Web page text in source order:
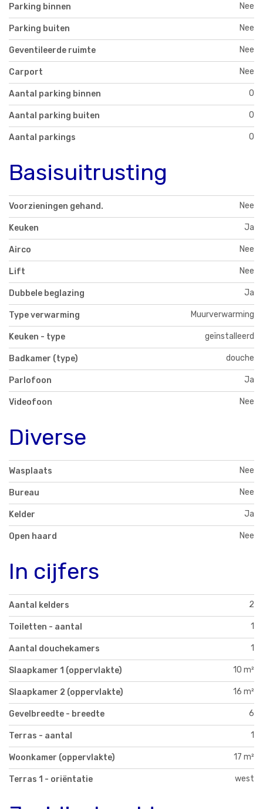
Parking binnen Nee
Parking buiten Nee
Geventileerde ruimte Nee
Carport Nee
Aantal parking binnen 0
Aantal parking buiten 0
Aantal parkings 0
Basisuitrusting
Voorzieningen gehand. Nee
Keuken Ja
Airco Nee
Lift Nee
Dubbele beglazing Ja
Type verwarming Muurverwarming
Keuken - type geïnstalleerd
Badkamer (type) douche
Parlofoon Ja
Videofoon Nee
Diverse
Wasplaats Nee
Bureau Nee
Kelder Ja
Open haard Nee
In cijfers
Aantal kelders 2
Toiletten - aantal 1
Aantal douchekamers 1
Slaapkamer 1 (oppervlakte) 10 m²
Slaapkamer 2 (oppervlakte) 16 m²
Gevelbreedte - breedte 6
Terras - aantal 1
Woonkamer (oppervlakte) 17 m²
Terras 1 - oriëntatie west